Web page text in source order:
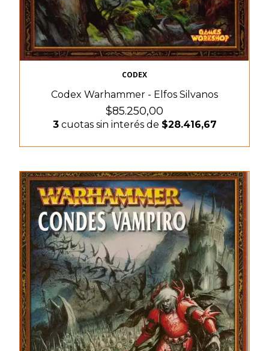
CODEX
Codex Warhammer - Elfos Silvanos
$85.250,00
3cuotas sin interés de $28.416,67